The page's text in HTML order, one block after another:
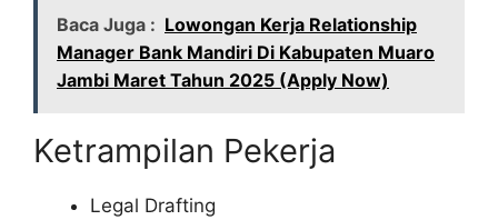
Baca Juga : Lowongan Kerja Relationship
Manager Bank Mandiri Di Kabupaten Muaro
Jambi Maret Tahun 2025 (Apply Now)
Ketrampilan Pekerja
Legal Drafting